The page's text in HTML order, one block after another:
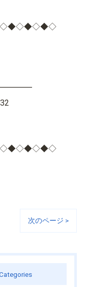
次のページ >